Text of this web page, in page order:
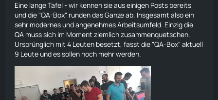
Eine lange Tafel - wir kennen sie aus einigen Posts bereits
und die "QA-Box" runden das Ganze ab. Insgesamt also ein
sehr modernes und angenehmes Arbeitsumfeld. Einzig die
QA muss sich im Moment ziemlich zusammenquetschen.
Ursprünglich mit 4 Leuten besetzt, fasst die "QA-Box" aktuell
9 Leute und es sollen noch mehr werden.